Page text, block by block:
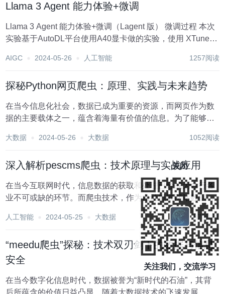
Llama 3 Agent 能力体验+微调
Llama 3 Agent 能力体验+微调（Lagent 版） 微调过程 本次
实验基于AutoDL平台使用A40显卡做的实验，使用 XTuner
Llama3-8B...
AIGC 2024-05-26 人工智能 1257阅读
探秘Python网页爬虫：原理、实践与未来趋势
在当今信息化社会，数据已成为重要的资源，而网页作为数
据的主要载体之一，蕴含着海量有价值的信息。为了能够高
生。其中，Python凭借其简洁易懂的语法和丰富的第三方
大数据 2024-05-26 大数据 1052阅读
深入解析pescms爬虫：技术原理与实战应用
在当今互联网时代，信息数据的获取和处理已经成为各行各
业不可或缺的环节。而爬虫技术，作为自动抓取网站数据的
重要工具，受到了广泛关注。pescms爬虫作为其中一种，具
有较高的灵活性和可定制性，本文将深入剖析pescms爬虫的
人工智能 2024-05-25 大数据 870阅读
“meedu爬虫”探秘：技术双刃剑下的数据与信息
安全
在当今数字化信息时代，数据被誉为“新时代的石油”，其背
后所蕴含的价值日益凸显。随着大数据技术的飞速发展，爬
关闭
关注我们，交流学习